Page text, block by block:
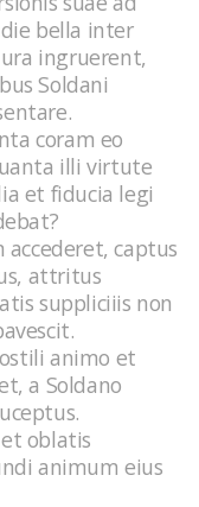
bella inter
ingruerent,
Soldani
coram eo
illi virtute
et fiducia legi
captus
attritus
suppliciiis non
animo et
a Soldano
oblatis
animum eius